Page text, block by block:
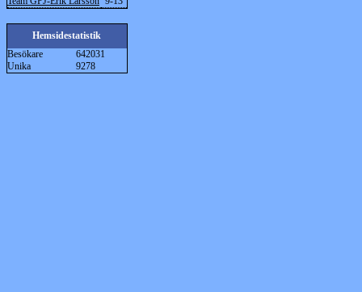
Hemsidestatistik
Besökare
642031
Unika
9278